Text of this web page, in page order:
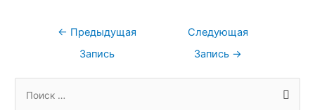
← Предыдущая
Запись
Следующая
Запись →